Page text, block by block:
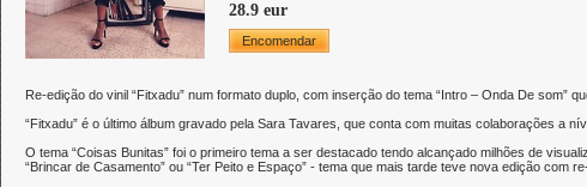
28.9 eur
Encomendar
Re-edição do vinil “Fitxadu” num formato duplo, com inserção do tema “Intro – Onda De som”
“Fitxadu” é o último álbum gravado pela Sara Tavares, que conta com muitas colaborações a
O tema “Coisas Bunitas” foi o primeiro tema a ser destacado tendo alcançado milhões de
“Brincar de Casamento” ou “Ter Peito e Espaço” - tema que mais tarde teve nova edição com